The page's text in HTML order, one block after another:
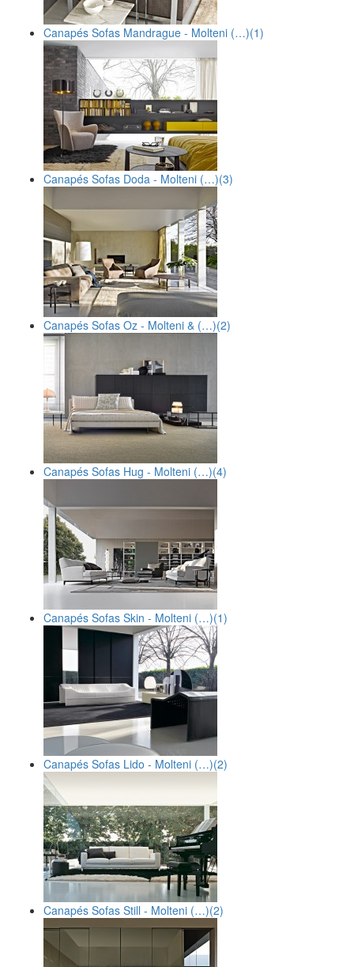
Canapés Sofas Mandrague - Molteni (…)(1)
Canapés Sofas Doda - Molteni (…)(3)
Canapés Sofas Oz - Molteni & (…)(2)
Canapés Sofas Hug - Molteni (…)(4)
Canapés Sofas Skin - Molteni (…)(1)
Canapés Sofas Lido - Molteni (…)(2)
Canapés Sofas Still - Molteni (…)(2)